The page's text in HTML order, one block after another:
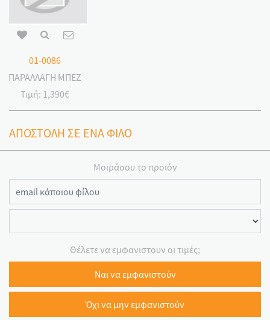
01-0086
ΠΑΡΑΛΛΑΓΗ ΜΠΕΖ
Τιμή: 1,390€
ΑΠΟΣΤΟΛΗ ΣΕ ΕΝΑ ΦΙΛΟ
Μοιράσου το προιόν
Θέλετε να εμφανιστουν οι τιμές;
Ναι να εμφανιστούν
Όχι να μην εμφανιστούν